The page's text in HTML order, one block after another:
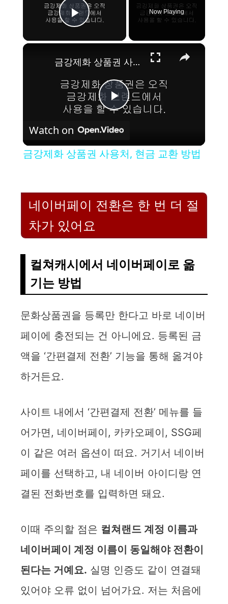
Play Video
Now Playing
×
P
y
i
d
e
o
금강제화 상품권 사용처, 현금 교환 방법
Watch on
금강제화 상품권 사용처, 현금 교환 방법
네이버페이 전환은 한 번 더 절
차가 있어요
컬쳐캐시에서 네이버페이로 옮
기는 방법
문화상품권을 등록만 한다고 바로 네이버
페이에 충전되는 건 아니에요. 등록된 금
액을 ‘간편결제 전환’ 기능을 통해 옮겨야
하거든요.
사이트 내에서 ‘간편결제 전환’ 메뉴를 들
어가면, 네이버페이, 카카오페이, SSG페
이 같은 여러 옵션이 떠요. 거기서 네이버
페이를 선택하고, 내 네이버 아이디랑 연
결된 전화번호를 입력하면 돼요.
이때 주의할 점은 컬쳐랜드 계정 이름과
네이버페이 계정 이름이 동일해야 전환이
된다는 거예요. 실명 인증도 같이 연결돼
있어야 오류 없이 넘어가요. 저는 처음에